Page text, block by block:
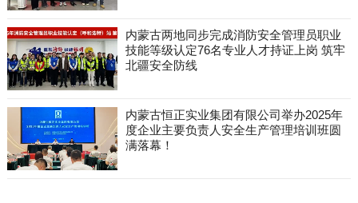
内蒙古两地同步完成消防安全管理员职业
技能等级认定76名专业人才持证上岗 筑牢
北疆安全防线
内蒙古恒正实业集团有限公司举办2025年
度企业主要负责人安全生产管理培训班圆
满落幕！